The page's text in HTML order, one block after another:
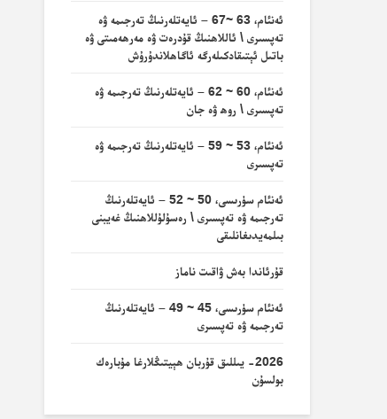
ئەنئام، 63 ~67 – ئايەتلەرنىڭ تەرجىمە ۋە
تەپسىرى \ ئاللاھنىڭ قۇدرەت ۋە مەرھەمىتى ۋە
باتىل ئېتىقادكىلەرگە ئاگاھلاندۇرۇش
ئەنئام، 60 ~ 62 – ئايەتلەرنىڭ تەرجىمە ۋە
تەپسىرى \ روھ ۋە جان
ئەنئام، 53 ~ 59 – ئايەتلەرنىڭ تەرجىمە ۋە
تەپسىرى
ئەنئام سۈرىسى، 50 ~ 52 – ئايەتلەرنىڭ
تەرجىمە ۋە تەپسىرى \ رەسۇلۇللاھنىڭ غەيبنى
بىلمەيدىغانلىقى
قۇرئاندا بەش ۋاقىت ناماز
ئەنئام سۈرىسى، 45 ~ 49 – ئايەتلەرنىڭ
تەرجىمە ۋە تەپسىرى
2026- يىللىق قۇربان ھېيتىڭلارغا مۇبارەك
بولسۇن